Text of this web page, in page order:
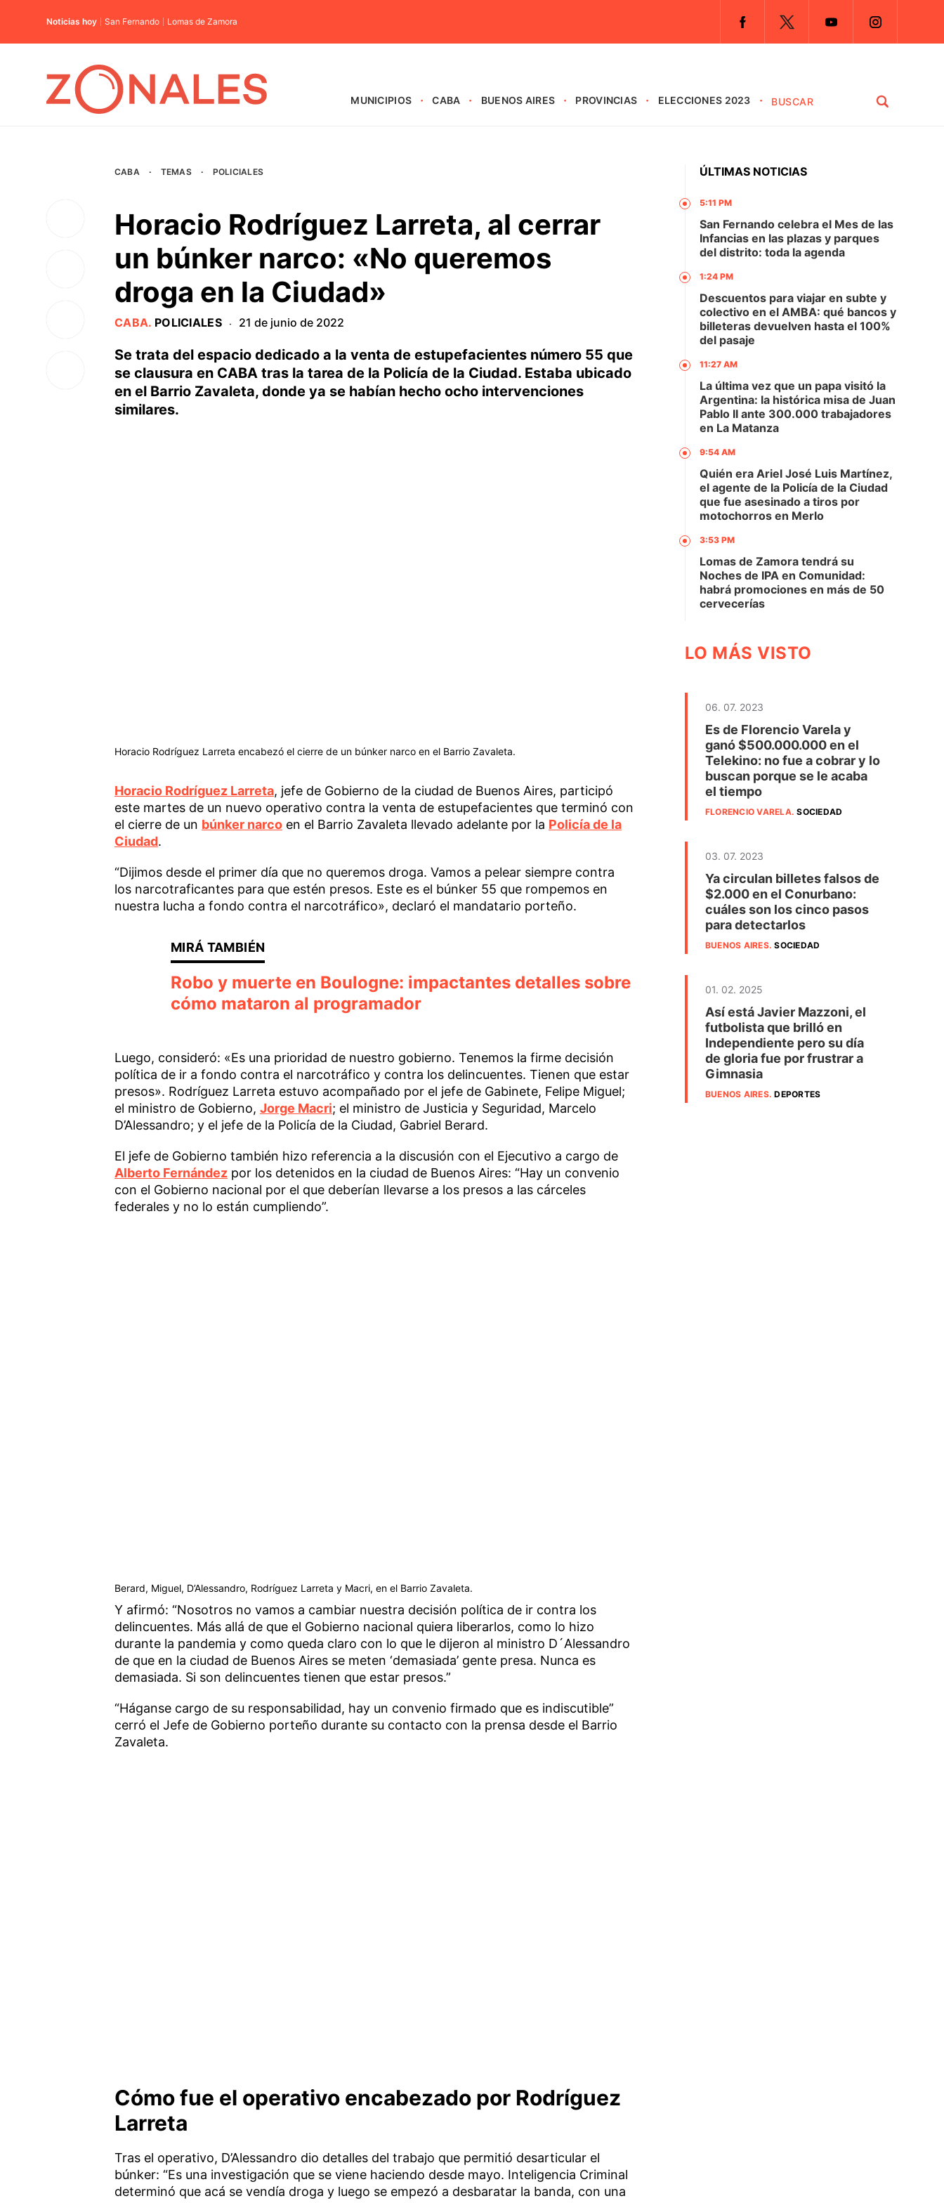
Noticias hoy San Fernando Lomas de Zamora
MUNICIPIOS CABA BUENOS AIRES PROVINCIAS ELECCIONES 2023
CABA · TEMAS · POLICIALES
Horacio Rodríguez Larreta, al cerrar
un búnker narco: «No queremos
droga en la Ciudad»
CABA. POLICIALES · 21 de junio de 2022
Se trata del espacio dedicado a la venta de estupefacientes número 55 que
se clausura en CABA tras la tarea de la Policía de la Ciudad. Estaba ubicado
en el Barrio Zavaleta, donde ya se habían hecho ocho intervenciones
similares.
Horacio Rodríguez Larreta encabezó el cierre de un búnker narco en el Barrio Zavaleta.
Horacio Rodríguez Larreta, jefe de Gobierno de la ciudad de Buenos Aires, participó
este martes de un nuevo operativo contra la venta de estupefacientes que terminó con
el cierre de un búnker narcoen el Barrio Zavaleta llevado adelante por la Policía de la
Ciudad.
“Dijimos desde el primer día que no queremos droga. Vamos a pelear siempre contra
los narcotraficantes para que estén presos. Este es el búnker 55 que rompemos en
nuestra lucha a fondo contra el narcotráfico», declaró el mandatario porteño.
Robo y muerte en Boulogne: impactantes detalles sobre
cómo mataron al programador
Luego, consideró: «Es una prioridad de nuestro gobierno. Tenemos la firme decisión
política de ir a fondo contra el narcotráfico y contra los delincuentes. Tienen que estar
presos». Rodríguez Larreta estuvo acompañado por el jefe de Gabinete, Felipe Miguel;
el ministro de Gobierno, Jorge Macri; el ministro de Justicia y Seguridad, Marcelo
D’Alessandro; y el jefe de la Policía de la Ciudad, Gabriel Berard.
El jefe de Gobierno también hizo referencia a la discusión con el Ejecutivo a cargo de
Alberto Fernándezpor los detenidos en la ciudad de Buenos Aires: “Hay un convenio
con el Gobierno nacional por el que deberían llevarse a los presos a las cárceles
federales y no lo están cumpliendo”.
Berard, Miguel, D’Alessandro, Rodríguez Larreta y Macri, en el Barrio Zavaleta.
Y afirmó: “Nosotros no vamos a cambiar nuestra decisión política de ir contra los
delincuentes. Más allá de que el Gobierno nacional quiera liberarlos, como lo hizo
durante la pandemia y como queda claro con lo que le dijeron al ministro D´Alessandro
de que en la ciudad de Buenos Aires se meten ‘demasiada’ gente presa. Nunca es
demasiada. Si son delincuentes tienen que estar presos.”
“Háganse cargo de su responsabilidad, hay un convenio firmado que es indiscutible”
cerró el Jefe de Gobierno porteño durante su contacto con la prensa desde el Barrio
Zavaleta.
Cómo fue el operativo encabezado por Rodríguez
Larreta
Tras el operativo, D’Alessandro dio detalles del trabajo que permitió desarticular el
búnker: “Es una investigación que se viene haciendo desde mayo. Inteligencia Criminal
determinó que acá se vendía droga y luego se empezó a desbaratar la banda, con una
ÚLTIMAS NOTICIAS
5:11 PM
San Fernando celebra el Mes de las
Infancias en las plazas y parques
del distrito: toda la agenda
1:24 PM
Descuentos para viajar en subte y
colectivo en el AMBA: qué bancos y
billeteras devuelven hasta el 100%
del pasaje
11:27 AM
La última vez que un papa visitó la
Argentina: la histórica misa de Juan
Pablo II ante 300.000 trabajadores
en La Matanza
9:54 AM
Quién era Ariel José Luis Martínez,
el agente de la Policía de la Ciudad
que fue asesinado a tiros por
motochorros en Merlo
3:53 PM
Lomas de Zamora tendrá su
Noches de IPA en Comunidad:
habrá promociones en más de 50
cervecerías
LO MÁS VISTO
06. 07. 2023
Es de Florencio Varela y
ganó $500.000.000 en el
Telekino: no fue a cobrar y lo
buscan porque se le acaba
el tiempo
FLORENCIO VARELA.SOCIEDAD
03. 07. 2023
Ya circulan billetes falsos de
$2.000 en el Conurbano:
cuáles son los cinco pasos
para detectarlos
BUENOS AIRES.SOCIEDAD
01. 02. 2025
Así está Javier Mazzoni, el
futbolista que brilló en
Independiente pero su día
de gloria fue por frustrar a
Gimnasia
BUENOS AIRES.DEPORTES